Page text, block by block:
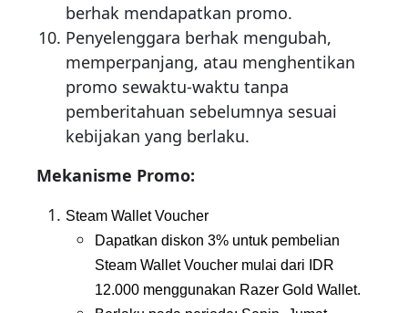
berhak mendapatkan promo.
Penyelenggara berhak mengubah,
memperpanjang, atau menghentikan
promo sewaktu-waktu tanpa
pemberitahuan sebelumnya sesuai
kebijakan yang berlaku.
Mekanisme Promo:
Steam Wallet Voucher
Dapatkan diskon 3% untuk pembelian
Steam Wallet Voucher mulai dari IDR
12.000 menggunakan Razer Gold Wallet.